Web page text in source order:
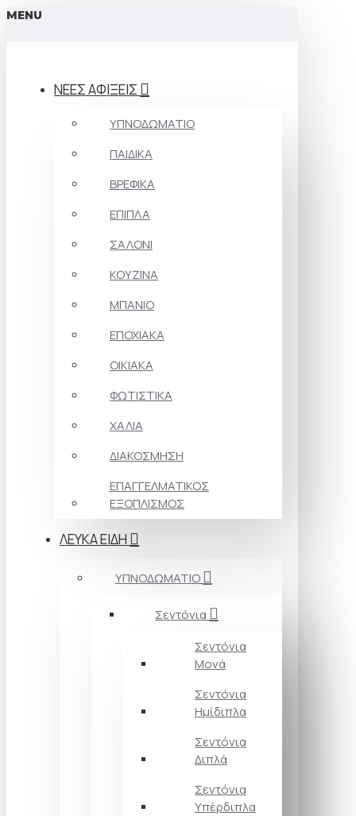
MENU
ΝΕΕΣ ΑΦΙΞΕΙΣ
ΥΠΝΟΔΩΜΑΤΙΟ
ΠΑΙΔΙΚΑ
ΒΡΕΦΙΚΑ
ΕΠΙΠΛΑ
ΣΑΛΟΝΙ
ΚΟΥΖΙΝΑ
ΜΠΑΝΙΟ
ΕΠΟΧΙΑΚΑ
ΟΙΚΙΑΚΑ
ΦΩΤΙΣΤΙΚΑ
ΧΑΛΙΑ
ΔΙΑΚΟΣΜΗΣΗ
ΕΠΑΓΓΕΛΜΑΤΙΚΟΣ
ΕΞΟΠΛΙΣΜΟΣ
ΛΕΥΚΑ ΕΙΔΗ
ΥΠΝΟΔΩΜΑΤΙΟ
Σεντόνια
Σεντόνια
Μονά
Σεντόνια
Ημίδιπλα
Σεντόνια
Διπλά
Σεντόνια
Υπέρδιπλα